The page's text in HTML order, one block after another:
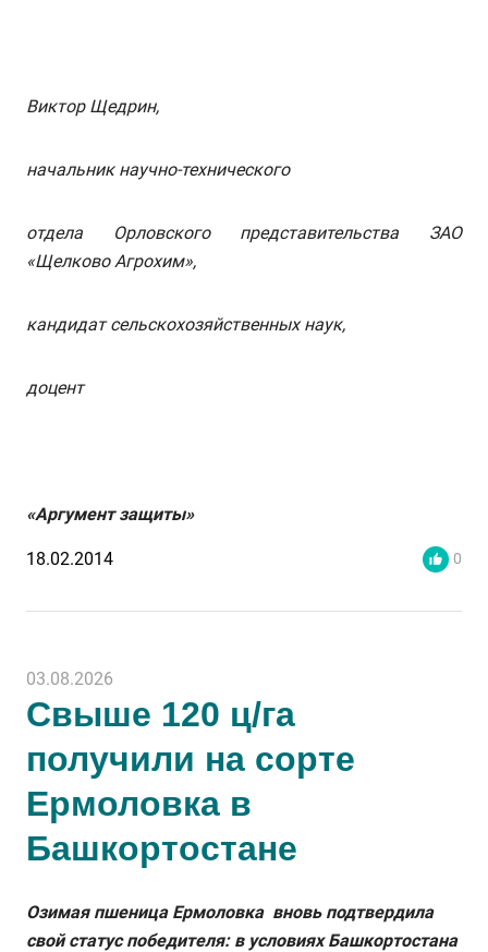
Виктор Щедрин,
начальник научно-технического
отдела Орловского представительства ЗАО
«Щелково Агрохим»,
кандидат сельскохозяйственных наук,
доцент
«Аргумент защиты»
18.02.2014 0
03.08.2026
Свыше 120 ц/га
получили на сорте
Ермоловка в
Башкортостане
Озимая пшеница Ермоловка вновь подтвердила
свой статус победителя: в условиях Башкортостана